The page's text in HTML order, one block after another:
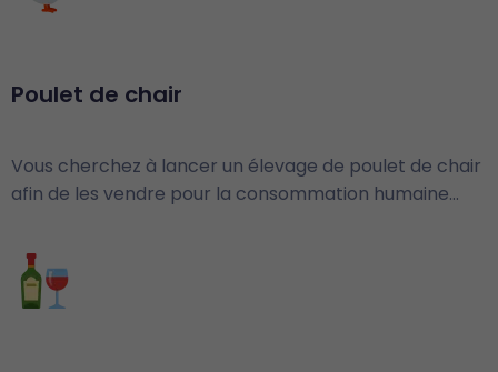
Poulet de chair
Vous cherchez à lancer un élevage de poulet de chair
afin de les vendre pour la consommation humaine…